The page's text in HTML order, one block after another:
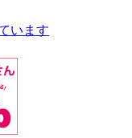
います